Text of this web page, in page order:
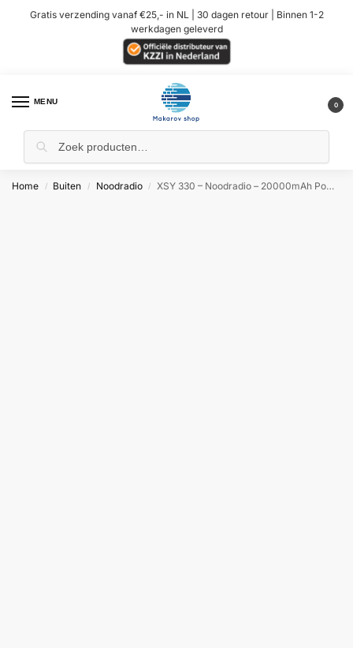
Gratis verzending vanaf €25,- in NL | 30 dagen retour | Binnen 1-2
werkdagen geleverd
MENU 0
Home / Buiten / Noodradio / XSY 330 – Noodradio – 20000mAh PowerBank – Groen